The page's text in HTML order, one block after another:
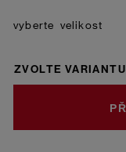
velikost
ZVOLTE VARIANTU